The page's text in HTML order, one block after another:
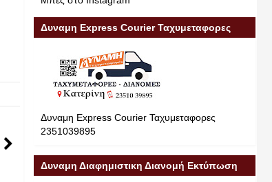
Δυναμη Express Courier Ταχυμεταφορες
Δυναμη Express Courier Ταχυμεταφορες
2351039895
Δυναμη Διαφημιστικη Διανομή Εκτύπωση